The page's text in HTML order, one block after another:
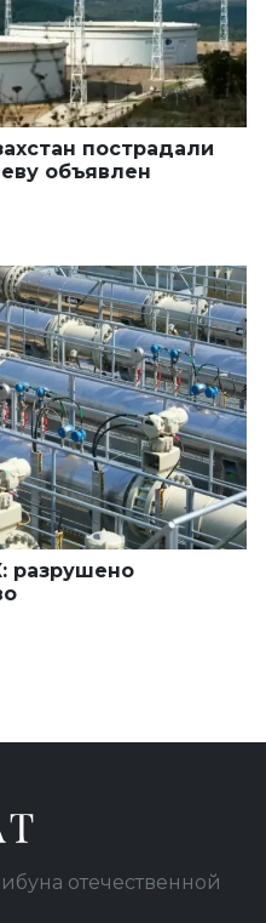
пострадали
объявлен
разрушено
отечественной